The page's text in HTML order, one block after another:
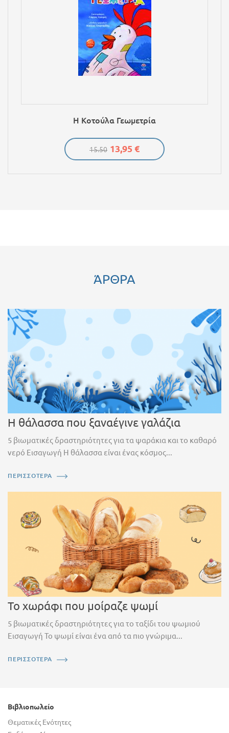
Η Κοτούλα Γεωμετρία
15.50 13,95 €
ΆΡΘΡΑ
Η θάλασσα που ξαναέγινε γαλάζια
5 βιωματικές δραστηριότητες για τα ψαράκια και το καθαρό
νερό Εισαγωγή Η θάλασσα είναι ένας κόσμος...
ΠΕΡΙΣΣΟΤΕΡΑ
Το χωράφι που μοίραζε ψωμί
5 βιωματικές δραστηριότητες για το ταξίδι του ψωμιού
Εισαγωγή Το ψωμί είναι ένα από τα πιο γνώριμα...
ΠΕΡΙΣΣΟΤΕΡΑ
Βιβλιοπωλείο
Θεματικές Ενότητες